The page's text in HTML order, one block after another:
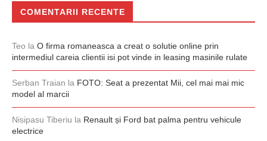
COMENTARII RECENTE
Teo la O firma romaneasca a creat o solutie online prin
intermediul careia clientii isi pot vinde in leasing masinile rulate
Serban Traian la FOTO: Seat a prezentat Mii, cel mai mai mic
model al marcii
Nisipasu Tiberiu la Renault și Ford bat palma pentru vehicule
electrice